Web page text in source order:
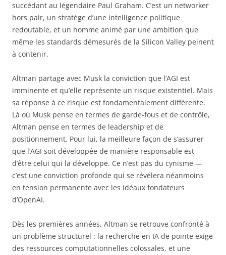
succédant au légendaire Paul Graham. C’est un networker
hors pair, un stratège d’une intelligence politique
redoutable, et un homme animé par une ambition que
même les standards démesurés de la Silicon Valley peinent
à contenir.
Altman partage avec Musk la conviction que l’AGI est
imminente et qu’elle représente un risque existentiel. Mais
sa réponse à ce risque est fondamentalement différente.
Là où Musk pense en termes de garde-fous et de contrôle,
Altman pense en termes de leadership et de
positionnement. Pour lui, la meilleure façon de s’assurer
que l’AGI soit développée de manière responsable est
d’être celui qui la développe. Ce n’est pas du cynisme —
c’est une conviction profonde qui se révélera néanmoins
en tension permanente avec les idéaux fondateurs
d’OpenAI.
Dès les premières années, Altman se retrouve confronté à
un problème structurel : la recherche en IA de pointe exige
des ressources computationnelles colossales, et une